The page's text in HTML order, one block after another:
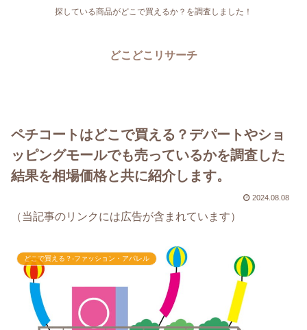
探している商品がどこで買えるか？を調査しました！
どこどこリサーチ
ペチコートはどこで買える？デパートやショ
ッピングモールでも売っているかを調査した
結果を相場価格と共に紹介します。
2024.08.08
（当記事のリンクには広告が含まれています）
どこで買える？-ファッション・アパレル